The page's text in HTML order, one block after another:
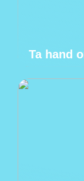
Ta hand